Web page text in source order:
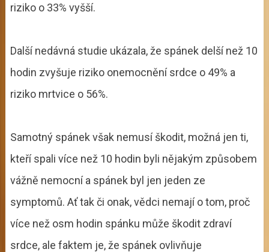
riziko o 33% vyšší.
Další nedávná studie ukázala, že spánek delší než 10
hodin zvyšuje riziko onemocnění srdce o 49% a
riziko mrtvice o 56%.
Samotný spánek však nemusí škodit, možná jen ti,
kteří spali více než 10 hodin byli nějakým způsobem
vážně nemocní a spánek byl jen jeden ze
symptomů. Ať tak či onak, vědci nemají o tom, proč
více než osm hodin spánku může škodit zdraví
srdce, ale faktem je, že spánek ovlivňuje